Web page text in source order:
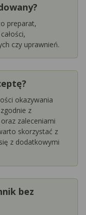
preparat,
czy uprawnień.
okazywania
z
zaleceniami
skorzystać z
z dodatkowymi
bez